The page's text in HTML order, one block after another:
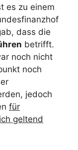
es zu einem
dass die
betrifft.
noch nicht
noch
jedoch
für
geltend